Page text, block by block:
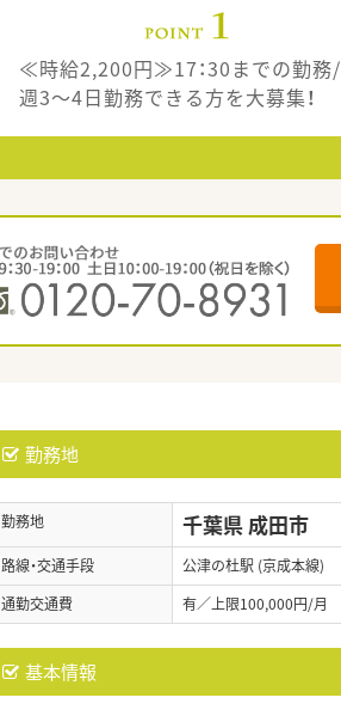
≪時給2,200円≫17：30までの勤務/
週3～4日勤務できる方を大募集！
勤務地
勤務地 千葉県 成田市
路線・交通手段
公津の杜駅 (京成本線)
通勤交通費
有／上限100,000円/月
基本情報